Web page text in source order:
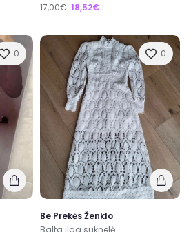
17,00€ 18,52€
0 0
Be Prekės Ženklo